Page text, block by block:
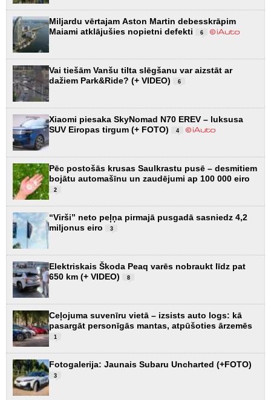
Miljardu vērtajam Aston Martin debesskrāpim
Maiami atklājušies nopietni defekti
6
Vai tiešām Vanšu tilta slēgšanu var aizstāt ar
dažiem Park&Ride? (+ VIDEO)
6
Xiaomi piesaka SkyNomad N70 EREV – luksusa
SUV Eiropas tirgum (+ FOTO)
4
Pēc postošās krusas Saulkrastu pusē – desmitiem
bojātu automašīnu un zaudējumi ap 100 000 eiro
2
“Virši” neto peļņa pirmajā pusgadā sasniedz 4,2
miljonus eiro
3
Elektriskais Škoda Peaq varēs nobraukt līdz pat
650 km (+ VIDEO)
8
Ceļojuma suvenīru vietā – izsists auto logs: kā
pasargāt personīgās mantas, atpūšoties ārzemēs
1
Fotogalerija: Jaunais Subaru Uncharted (+FOTO)
3